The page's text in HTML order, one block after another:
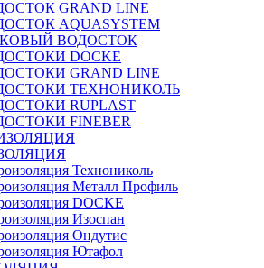
GRAND LINE
AQUASYSTEM
ВОДОСТОК
DOCKE
GRAND LINE
ТЕХНОНИКОЛЬ
RUPLAST
FINEBER
Технониколь
Металл Профиль
DOCKE
Изоспан
Ондутис
Ютафол